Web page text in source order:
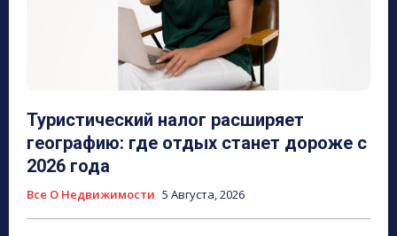
Туристический налог расширяет
географию: где отдых станет дороже с
2026 года
Все О Недвижимости 5 Августа, 2026